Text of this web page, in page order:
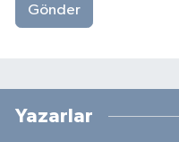
Gönder
Yazarlar